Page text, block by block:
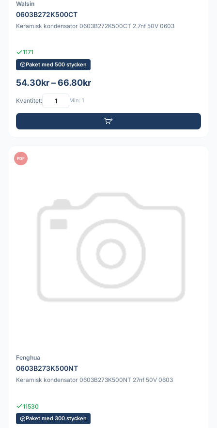
Walsin
0603B272K500CT
Keramisk kondensator 0603B272K500CT 2.7nf 50V 0603
1171
Paket med 500 stycken
54.30kr – 66.80kr
Kvantitet: Min: 1
PDF
Fenghua
0603B273K500NT
Keramisk kondensator 0603B273K500NT 27nf 50V 0603
11530
Paket med 300 stycken